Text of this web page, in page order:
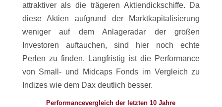
attraktiver als die trägeren Aktiendickschiffe. Da
diese Aktien aufgrund der Marktkapitalisierung
weniger auf dem Anlageradar der großen
Investoren auftauchen, sind hier noch echte
Perlen zu finden. Langfristig ist die Performance
von Small- und Midcaps Fonds im Vergleich zu
Indizes wie dem Dax deutlich besser.
Performancevergleich der letzten 10 Jahre